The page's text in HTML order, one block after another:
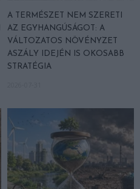
A TERMÉSZET NEM SZERETI
AZ EGYHANGÚSÁGOT: A
VÁLTOZATOS NÖVÉNYZET
ASZÁLY IDEJÉN IS OKOSABB
STRATÉGIA